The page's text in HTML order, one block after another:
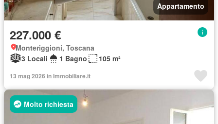
Appartamento
227.000 €
Monteriggioni, Toscana
3 Locali
1 Bagno 105 m²
13 mag 2026 in Immobiliare.it
Molto richiesta